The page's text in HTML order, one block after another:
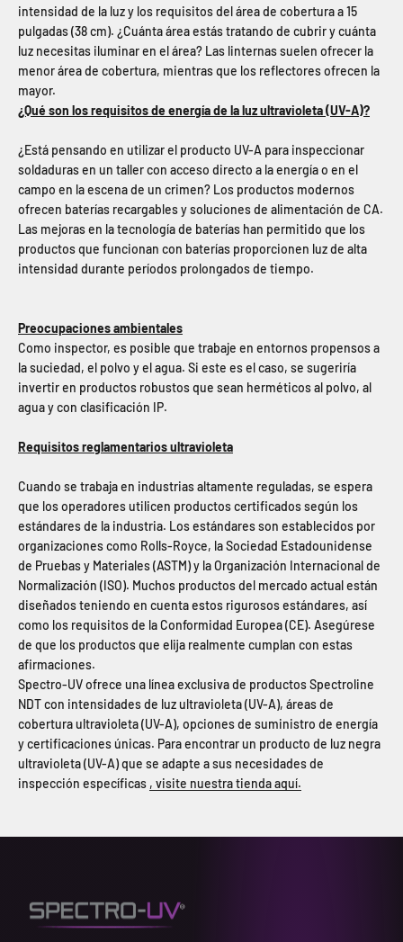
intensidad de la luz y los requisitos del área de cobertura a 15
pulgadas (38 cm). ¿Cuánta área estás tratando de cubrir y cuánta
luz necesitas iluminar en el área? Las linternas suelen ofrecer la
menor área de cobertura, mientras que los reflectores ofrecen la
mayor.
¿Qué son los requisitos de energía de la luz ultravioleta (UV-A)?
¿Está pensando en utilizar el producto UV-A para inspeccionar
soldaduras en un taller con acceso directo a la energía o en el
campo en la escena de un crimen? Los productos modernos
ofrecen baterías recargables y soluciones de alimentación de CA.
Las mejoras en la tecnología de baterías han permitido que los
productos que funcionan con baterías proporcionen luz de alta
intensidad durante períodos prolongados de tiempo.
Preocupaciones ambientales
Como inspector, es posible que trabaje en entornos propensos a
la suciedad, el polvo y el agua. Si este es el caso, se sugeriría
invertir en productos robustos que sean herméticos al polvo, al
agua y con clasificación IP.
Requisitos reglamentarios ultravioleta
Cuando se trabaja en industrias altamente reguladas, se espera
que los operadores utilicen productos certificados según los
estándares de la industria. Los estándares son establecidos por
organizaciones como Rolls-Royce, la Sociedad Estadounidense
de Pruebas y Materiales (ASTM) y la Organización Internacional de
Normalización (ISO). Muchos productos del mercado actual están
diseñados teniendo en cuenta estos rigurosos estándares, así
como los requisitos de la Conformidad Europea (CE). Asegúrese
de que los productos que elija realmente cumplan con estas
afirmaciones.
Spectro-UV ofrece una línea exclusiva de productos Spectroline
NDT con intensidades de luz ultravioleta (UV-A), áreas de
cobertura ultravioleta (UV-A), opciones de suministro de energía
y certificaciones únicas. Para encontrar un producto de luz negra
ultravioleta (UV-A) que se adapte a sus necesidades de
inspección específicas , visite nuestra tienda aquí.